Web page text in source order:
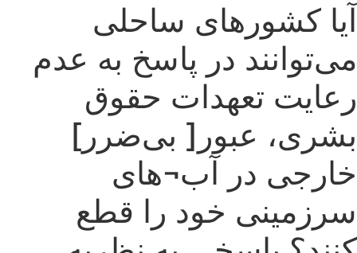
آیا کشورهای ساحلی
می‌توانند در پاسخ به عدم
رعایت تعهدات حقوق
بشری، عبور[ بی‌ضرر]
خارجی در آب¬های
سرزمینی خود را قطع